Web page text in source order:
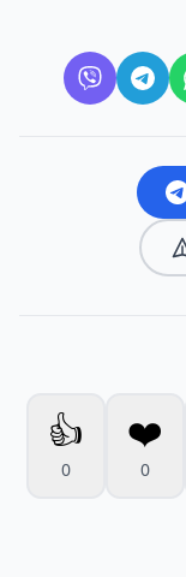
👍
0
❤️
0